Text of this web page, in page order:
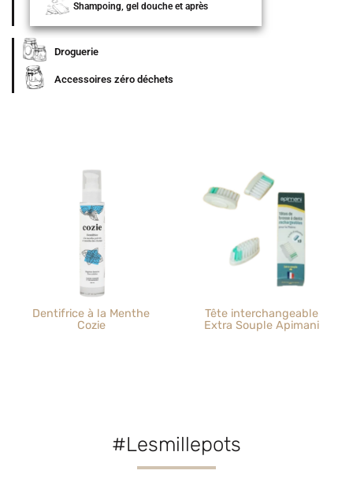
Shampoing, gel douche et après
shampoing
Droguerie
Accessoires zéro déchets
Dentifrice à la Menthe
Cozie
Tête interchangeable
Extra Souple Apimani
#Lesmillepots